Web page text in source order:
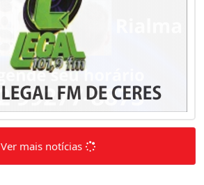
Ver mais notícias